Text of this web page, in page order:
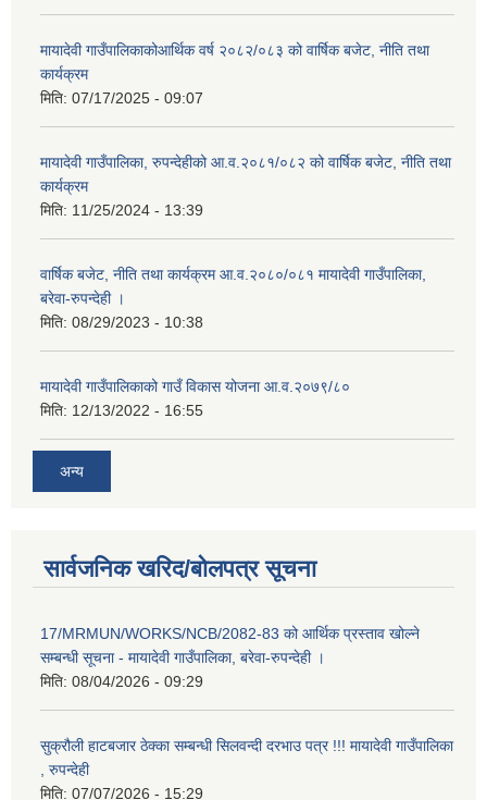
मायादेवी गाउँपालिकाकोआर्थिक वर्ष २०८२/०८३ को वार्षिक बजेट, नीति तथा
कार्यक्रम
मिति: 07/17/2025 - 09:07
मायादेवी गाउँपालिका, रुपन्देहीको आ.व.२०८१/०८२ को वार्षिक बजेट, नीति तथा
कार्यक्रम
मिति: 11/25/2024 - 13:39
वार्षिक बजेट, नीति तथा कार्यक्रम आ.व.२०८०/०८१ मायादेवी गाउँपालिका,
बरेवा-रुपन्देही ।
मिति: 08/29/2023 - 10:38
मायादेवी गाउँपालिकाको गाउँ विकास योजना आ.व.२०७९/८०
मिति: 12/13/2022 - 16:55
अन्य
सार्वजनिक खरिद/बोलपत्र सूचना
17/MRMUN/WORKS/NCB/2082-83 को आर्थिक प्रस्ताव खोल्ने
सम्बन्धी सूचना - मायादेवी गाउँपालिका, बरेवा-रुपन्देही ।
मिति: 08/04/2026 - 09:29
सुक्रौली हाटबजार ठेक्का सम्बन्धी सिलवन्दी दरभाउ पत्र !!! मायादेवी गाउँपालिका
, रुपन्देही
मिति: 07/07/2026 - 15:29